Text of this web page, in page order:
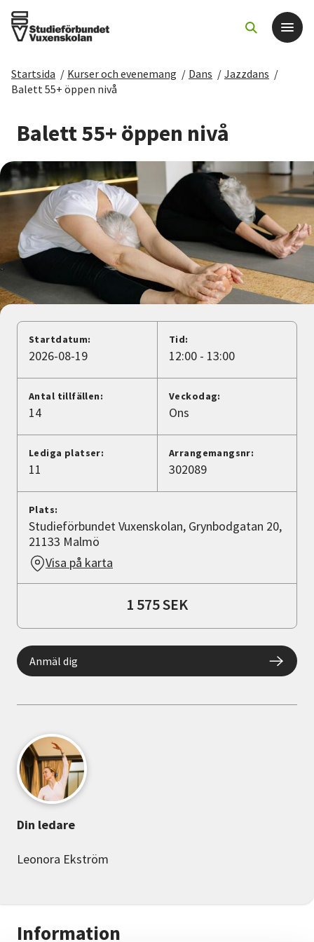
Det här gör vi
För dig som
Sök kurser och evenemang
Om SV
Starta studiecirkel
Cirkelledare
Nyheter
Avdelningar
Lyssna
Startsida / Kurser och evenemang / Dans / Jazzdans /
Balett 55+ öppen nivå
Balett 55+ öppen nivå
Information
Startdatum:
2026-08-19
Tid:
12:00 - 13:00
Antal tillfällen:
14
Veckodag:
Ons
Lediga platser:
11
Arrangemangsnr:
302089
Plats:
Studieförbundet Vuxenskolan, Grynbodgatan 20,
21133 Malmö
Visa på karta
1 575 SEK
Anmäl dig
Din ledare
Leonora Ekström